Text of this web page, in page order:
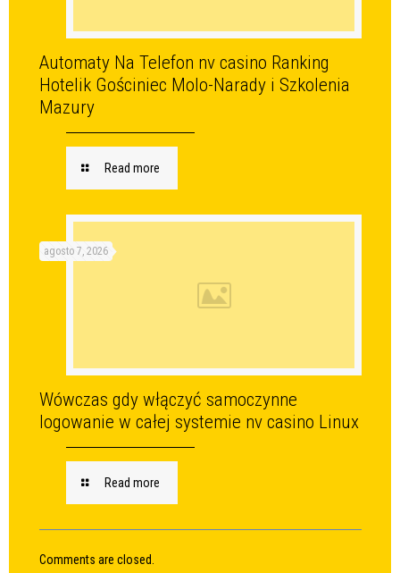
Automaty Na Telefon nv casino Ranking
Hotelik Gościniec Molo-Narady i Szkolenia
Mazury
Read more
agosto 7, 2026
Wówczas gdy włączyć samoczynne
logowanie w całej systemie nv casino Linux
Read more
Comments are closed.